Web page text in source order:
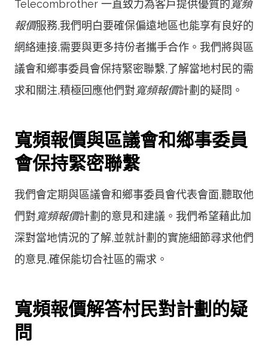
Telecombrother 一直致力為客戶提供優質的 寬頻
報價服務,我們明白要確保偏遠地區也能享有良好的
網絡連接,需要與更多持份者攜手合作。我們將與區
議會和鄉事委員會保持緊密聯繫,了解當地村民的需
求和關注,積極回應他們對寬頻報價計劃的疑問。
寬頻報價與區議會和鄉事委員
會保持緊密聯繫
我們會定期與區議會和鄉事委員會代表會面,聽取他
們對寬頻報價計劃的意見和建議。我們希望藉此加
深對當地情況的了解,並就計劃的實施細節尋求他們
的意見,確保能切合社區的需求。
寬頻報價解答村民對計劃的疑
問